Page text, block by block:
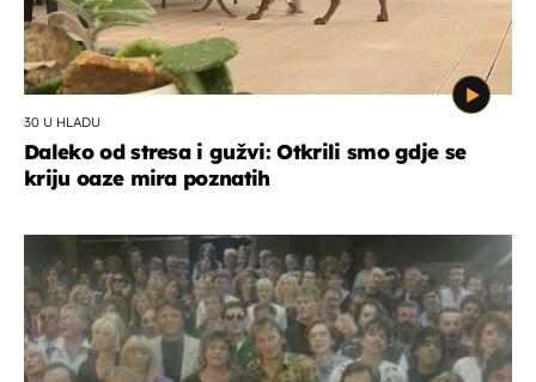
30 U HLADU
Daleko od stresa i gužvi: Otkrili smo gdje se
kriju oaze mira poznatih